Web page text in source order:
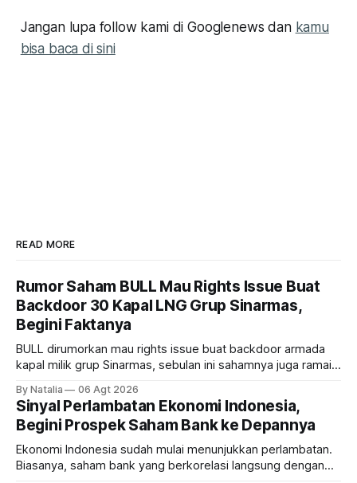
Jangan lupa follow kami di Googlenews dan kamu
bisa baca di sini
READ MORE
Rumor Saham BULL Mau Rights Issue Buat
Backdoor 30 Kapal LNG Grup Sinarmas,
Begini Faktanya
BULL dirumorkan mau rights issue buat backdoor armada
kapal milik grup Sinarmas, sebulan ini sahamnya juga ramai
masih menarik dilirik?
By Natalia 06 Agt 2026
Sinyal Perlambatan Ekonomi Indonesia,
Begini Prospek Saham Bank ke Depannya
Ekonomi Indonesia sudah mulai menunjukkan perlambatan.
Biasanya, saham bank yang berkorelasi langsung dengan